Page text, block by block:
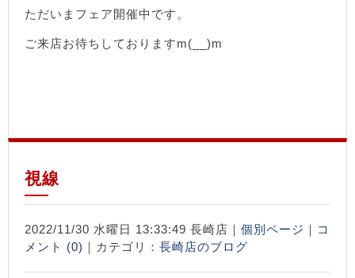
ただいまフェア開催中です。
ご来店お待ちしておりますm(__)m
視線
2022/11/30 水曜日 13:33:49 長崎店｜ 個別ページ ｜ コ
メント (0) ｜カテゴリ： 長崎店のブログ